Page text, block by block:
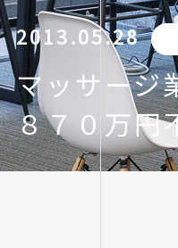
2013.05.28
マッサージ
８７０万円